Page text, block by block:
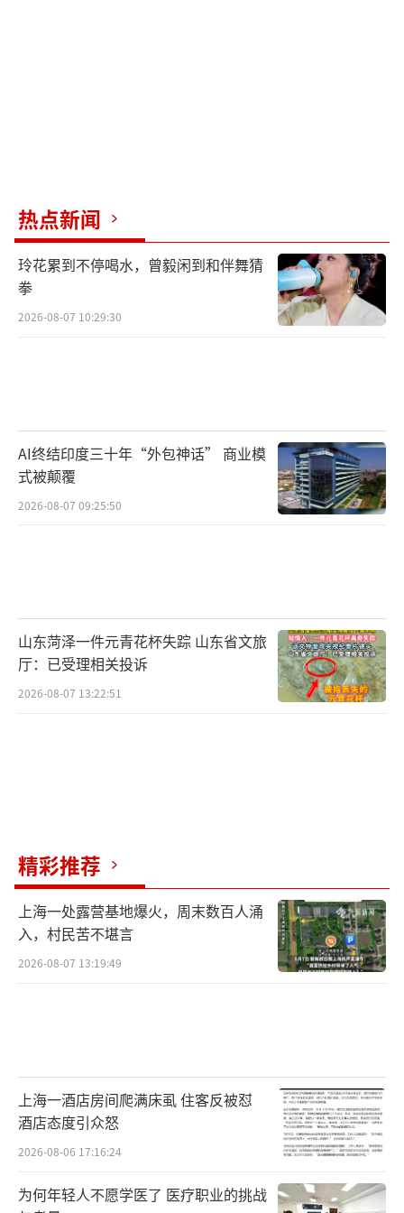
热点新闻
玲花累到不停喝水，曾毅闲到和伴舞猜
拳
2026-08-07 10:29:30
AI终结印度三十年“外包神话” 商业模
式被颠覆
2026-08-07 09:25:50
山东菏泽一件元青花杯失踪 山东省文旅
厅：已受理相关投诉
2026-08-07 13:22:51
精彩推荐
上海一处露营基地爆火，周末数百人涌
入，村民苦不堪言
2026-08-07 13:19:49
上海一酒店房间爬满床虱 住客反被怼
酒店态度引众怒
2026-08-06 17:16:24
为何年轻人不愿学医了 医疗职业的挑战